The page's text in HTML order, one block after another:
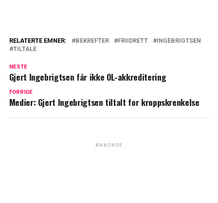
RELATERTE EMNER: BEKREFTER FRIIDRETT
INGEBRIGTSEN
TILTALE
NESTE
Gjert Ingebrigtsen får ikke OL-akkreditering
FORRIGE
Medier: Gjert Ingebrigtsen tiltalt for kroppskrenkelse
ANNONSE